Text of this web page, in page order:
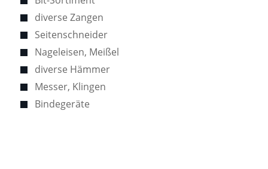
diverse Zangen
Seitenschneider
Nageleisen, Meißel
diverse Hämmer
Messer, Klingen
Bindegeräte